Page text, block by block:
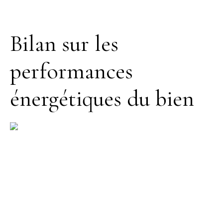
Bilan sur les
performances
énergétiques du bien